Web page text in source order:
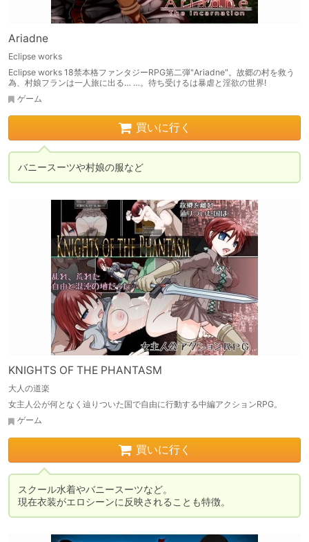
Ariadne
Eclipse works
Eclipse works 18禁本格ファンタジーRPG第二弾"Ariadne"。故郷の村を救う
為、村娘フランは一人旅に出る… …。待ち受けるは暴虐と淫欲の世界!
ゲーム
買いに行く
バニースーツや村娘の服など
KNIGHTS OF THE PHANTASM
大人の道楽
女主人公が何となく辿りついた国で自由に行動する中編アクションRPG。
ゲーム
買いに行く
スクール水着やバニースーツなど。
現在衣装がエロシーンに反映されることも特徴。